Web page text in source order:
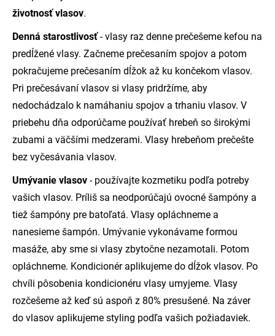
životnosť vlasov.
Denná starostlivosť- vlasy raz denne prečešeme kefou na
predĺžené vlasy. Začneme prečesaním spojov a potom
pokračujeme prečesaním dĺžok až ku končekom vlasov.
Pri prečesávaní vlasov si vlasy pridržíme, aby
nedochádzalo k namáhaniu spojov a trhaniu vlasov. V
priebehu dňa odporúčame používať hrebeň so širokými
zubami a väčšími medzerami. Vlasy hrebeňom prečešte
bez vyčesávania vlasov.
Umývanie vlasov - používajte kozmetiku podľa potreby
vašich vlasov. Príliš sa neodporúčajú ovocné šampóny a
tiež šampóny pre batoľatá. Vlasy opláchneme a
nanesieme šampón. Umývanie vykonávame formou
masáže, aby sme si vlasy zbytočne nezamotali. Potom
opláchneme. Kondicionér aplikujeme do dĺžok vlasov. Po
chvíli pôsobenia kondicionéru vlasy umyjeme. Vlasy
rozčešeme až keď sú aspoň z 80% presušené. Na záver
do vlasov aplikujeme styling podľa vašich požiadaviek.